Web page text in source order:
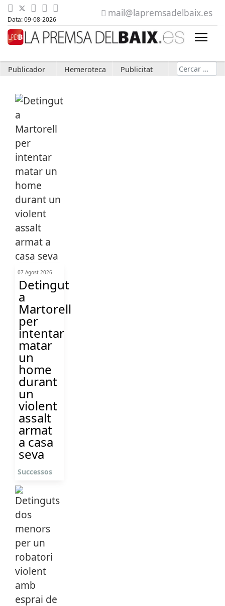
Data: 09-08-2026
mail@lapremsadelbaix.es
Publicador Hemeroteca Publicitat Cerca
07 Agost 2026
Detingut
a
Martorell
per
intentar
matar
un
home
durant
un
violent
assalt
armat
a casa
seva
Successos